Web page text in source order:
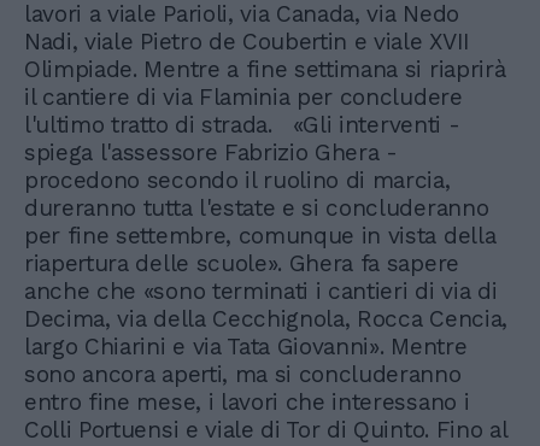
lavori a viale Parioli, via Canada, via Nedo
Nadi, viale Pietro de Coubertin e viale XVII
Olimpiade. Mentre a fine settimana si riaprirà
il cantiere di via Flaminia per concludere
l'ultimo tratto di strada. «Gli interventi -
spiega l'assessore Fabrizio Ghera -
procedono secondo il ruolino di marcia,
dureranno tutta l'estate e si concluderanno
per fine settembre, comunque in vista della
riapertura delle scuole». Ghera fa sapere
anche che «sono terminati i cantieri di via di
Decima, via della Cecchignola, Rocca Cencia,
largo Chiarini e via Tata Giovanni». Mentre
sono ancora aperti, ma si concluderanno
entro fine mese, i lavori che interessano i
Colli Portuensi e viale di Tor di Quinto. Fino al